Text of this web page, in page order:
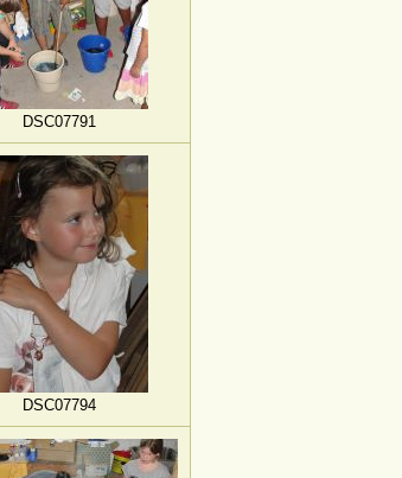
DSC07791
DSC07794